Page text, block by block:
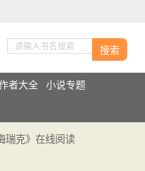
搜索
者大全 小说专题
瑞克》在线阅读